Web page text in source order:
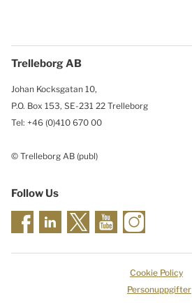
Trelleborg AB
Johan Kocksgatan 10,
P.O. Box 153, SE-231 22 Trelleborg
Tel: +46 (0)410 670 00
© Trelleborg AB (publ)
Follow Us
Cookie Policy
Personuppgifter